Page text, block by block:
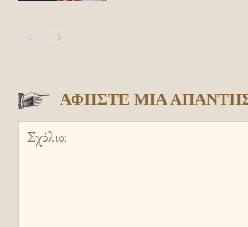
ΑΦΗΣΤΕ ΜΙΑ